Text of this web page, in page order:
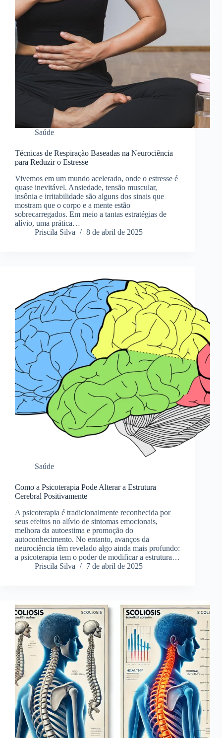
Saúde
Técnicas de Respiração Baseadas na Neurociência
para Reduzir o Estresse
Vivemos em um mundo acelerado, onde o estresse é
quase inevitável. Ansiedade, tensão muscular,
insônia e irritabilidade são alguns dos sinais que
mostram que o corpo e a mente estão
sobrecarregados. Em meio a tantas estratégias de
alívio, uma prática…
Priscila Silva
8 de abril de 2025
Saúde
Como a Psicoterapia Pode Alterar a Estrutura
Cerebral Positivamente
A psicoterapia é tradicionalmente reconhecida por
seus efeitos no alívio de sintomas emocionais,
melhora da autoestima e promoção do
autoconhecimento. No entanto, avanços da
neurociência têm revelado algo ainda mais profundo:
a psicoterapia tem o poder de modificar a estrutura…
Priscila Silva
7 de abril de 2025